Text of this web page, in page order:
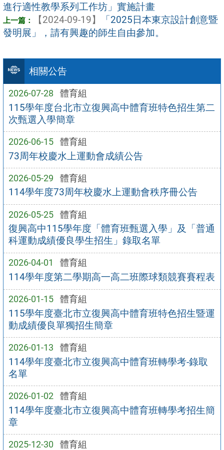
相關公告
2026-07-28 體育組
115學年度台北市立復興高中體育班特色招生第二
次甄選入學簡章
2026-06-15 體育組
73周年校慶水上運動會成績公告
2026-05-29 體育組
114學年度73周年校慶水上運動會秩序冊公告
2026-05-25 體育組
復興高中115學年度「體育班甄選入學」及「普通
科運動成績優良學生招生」錄取名單
2026-04-01 體育組
114學年度第二學期高一高二班際球類競賽賽程表
2026-01-15 體育組
115學年度臺北市立復興高中體育班特色招生暨運
動成績優良單獨招生簡章
2026-01-13 體育組
114學年度臺北市立復興高中體育班轉學考-錄取
名單
2026-01-02 體育組
114學年度臺北市立復興高中體育班轉學考招生簡
章
2025-12-30 體育組
進行適性教學系列工作坊」實施計畫
【2024-09-19】
「2025日本東京設計創意暨
發明展」，請有興趣的師生自由參加。